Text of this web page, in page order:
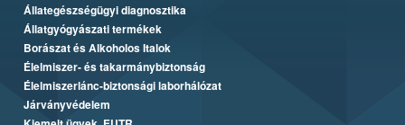
Állategészségügyi diagnosztika
Állatgyógyászati termékek
Borászat és Alkoholos Italok
Élelmiszer- és takarmánybiztonság
Élelmiszerlánc-biztonsági laborhálózat
Járványvédelem